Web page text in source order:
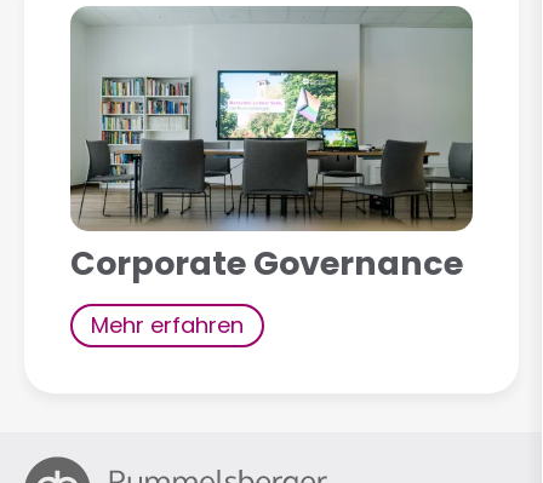
Corporate Governance
Mehr erfahren